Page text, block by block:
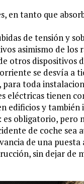
en tanto que
de tensión y
asimismo de los
otros dispositivos
se desvía a
toda
eléctricas tienen
edificios y también
obligatorio,
de coche sea
de una
sin dejar de